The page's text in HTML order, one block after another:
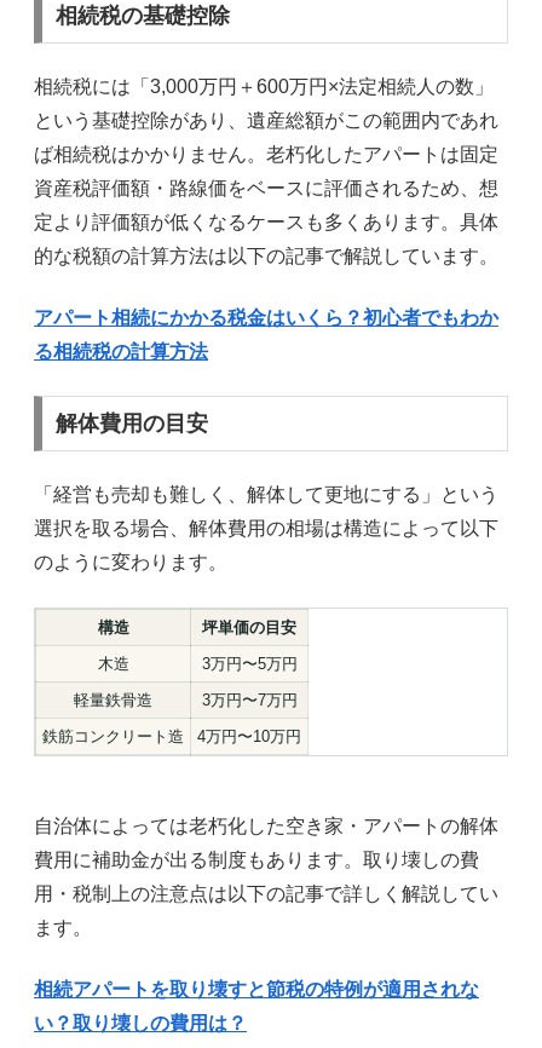
相続税の基礎控除
相続税には「3,000万円＋600万円×法定相続人の数」
という基礎控除があり、遺産総額がこの範囲内であれ
ば相続税はかかりません。老朽化したアパートは固定
資産税評価額・路線価をベースに評価されるため、想
定より評価額が低くなるケースも多くあります。具体
的な税額の計算方法は以下の記事で解説しています。
アパート相続にかかる税金はいくら？初心者でもわか
る相続税の計算方法
解体費用の目安
「経営も売却も難しく、解体して更地にする」という
選択を取る場合、解体費用の相場は構造によって以下
のように変わります。
構造
坪単価の目安
木造
3万円〜5万円
軽量鉄骨造
3万円〜7万円
鉄筋コンクリート造
4万円〜10万円
自治体によっては老朽化した空き家・アパートの解体
費用に補助金が出る制度もあります。取り壊しの費
用・税制上の注意点は以下の記事で詳しく解説してい
ます。
相続アパートを取り壊すと節税の特例が適用されな
い？取り壊しの費用は？